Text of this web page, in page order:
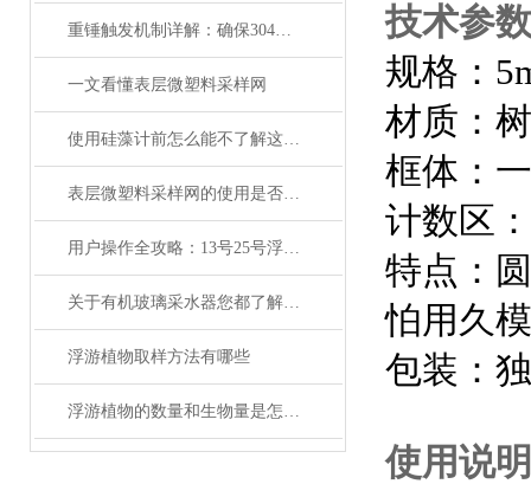
重锤触发机制详解：确保304不锈钢采水器精准定深采样
一文看懂表层微塑料采样网
使用硅藻计前怎么能不了解这些！
表层微塑料采样网的使用是否会对周围生态环境产生影响？
用户操作全攻略：13号25号浮游生物网的正确使用、清洗与保存
关于有机玻璃采水器您都了解吗？
浮游植物取样方法有哪些
浮游植物的数量和生物量是怎么计算的
技术参
规格：
材质：
框体：
计数区
特点：
怕用久
包装：
使用说